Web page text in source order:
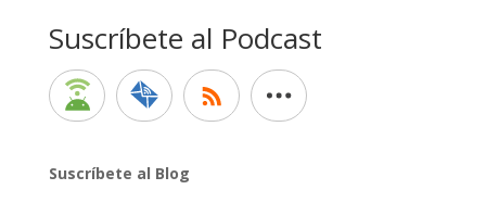
Suscríbete al Podcast
Suscríbete al Blog